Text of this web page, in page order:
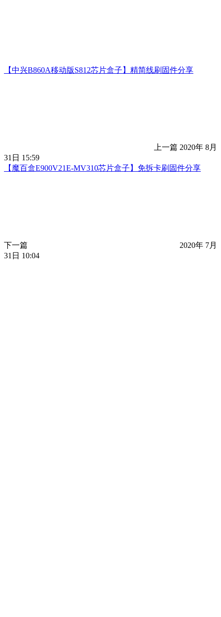
【中兴B860A移动版S812芯片盒子】精简线刷固件分享
上一篇 2020年 8月
31日 15:59
【魔百盒E900V21E-MV310芯片盒子】免拆卡刷固件分享
下一篇
2020年 7月
31日 10:04